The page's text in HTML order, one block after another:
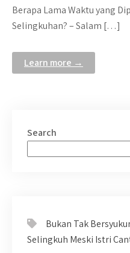
Berapa Lama Waktu yang
Selingkuhan? – Salam […]
Learn more →
Search
Bukan Tak
Selingkuh Meski Istri